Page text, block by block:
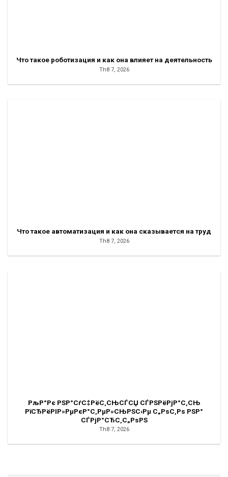
Что такое роботизация и как она влияет на деятельность
Th8 7, 2026
Что такое автоматизация и как она сказывается на труд
Th8 7, 2026
РљР°Рє РЅР°СѓС‡РёС‚СЊСЃСЏ СЃРЅРёРјР°С‚СЊ
РїСЂРёРІР»РµРєР°С‚РµР»СЊРЅС‹Рµ С„РѕС‚Рѕ РЅР°
СЃРјР°СЂС‚С„РѕРЅ
Th8 7, 2026